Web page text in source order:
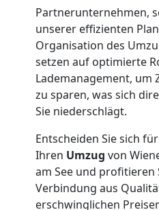
Partnerunternehmen,
unserer effizienten
Organisation des
setzen auf optimierte
Lademanagement, um
zu sparen, was sich
Sie niederschlägt.
Entscheiden Sie sich
Ihren Umzug von
am See und profitieren
Verbindung aus
erschwinglichen
Neustadt
Wiener
Neustadt
Privatumzug